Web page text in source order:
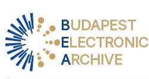
BUDAPEST
ELECTRONIC
ARCHIVE